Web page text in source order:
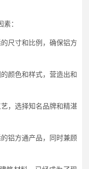
：
尺寸和比例，确保铝方
颜色和样式，营造出和
，选择知名品牌和精湛
铝方通产品，同时兼顾